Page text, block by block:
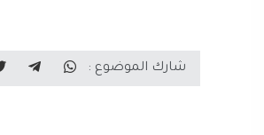
شارك الموضوع :